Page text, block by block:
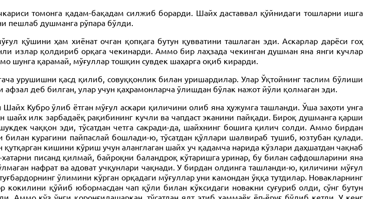
томонга қадам-бақадам силжиб борарди. Шайх даставвал қўйнидаги тошларни ишга
пешлаб душманга рўпара бўлди.
қўшини ҳам хиёнат очган қопқага бутун қувватини ташлаган эди. Аскарлар дарёси гоҳ
излар қолдириб орқага чекинарди. Аммо бир лаҳзада чекинган душман яна янги кучлар
шунга қарамай, мўғуллар тошқин сувдек шаҳарга оқиб кирарди.
урушишни қасд қилиб, совуққонлик билан уришардилар. Улар Ўқтойнинг таслим бўлиши
деб билган, улар учун қаҳрамонларча ўлишдан бўлак нажот йўли қолмаган эди.
Кубро ўлиб ётган мўғул аскари қиличини олиб яна ҳужумга ташланди. Ўша заҳоти унга
илк зарбадаёқ рақибининг кучли ва чапдаст эканини пайқади. Бироқ душманга қарши
чаққон эди, тўсатдан четга сакради-да, шайхнинг бошига қилич солди. Аммо бирдан
курагини пайпаслай бошлади-ю, тўсатдан қўллари шалвираб тушиб, юзтубан қулади.
кишини кўриш учун аланглаган шайх уч қадамча нарида кўзлари даҳшатдан чақнаб
писанд қилмай, байроқни баландроқ кўтаришга уринар, бу билан сафдошларини яна
нафрат ва адоват учқунлари чақнади. У бирдан олдинга ташланди-ю, қиличини мўғул
ўлимини кўрган орқадаги мўғуллар уни камондан ўққа тутдилар. Новакларнинг
қўйиб юбормасдан чап қўли билан кўксидаги новакни суғуриб олди, сўнг бутун
Аммо кўз ўнги қоронғилашаркан, тўсатдан ялт этиб ҳаммаёқ ёп-ёруғ бўлиб кетди. У кенг